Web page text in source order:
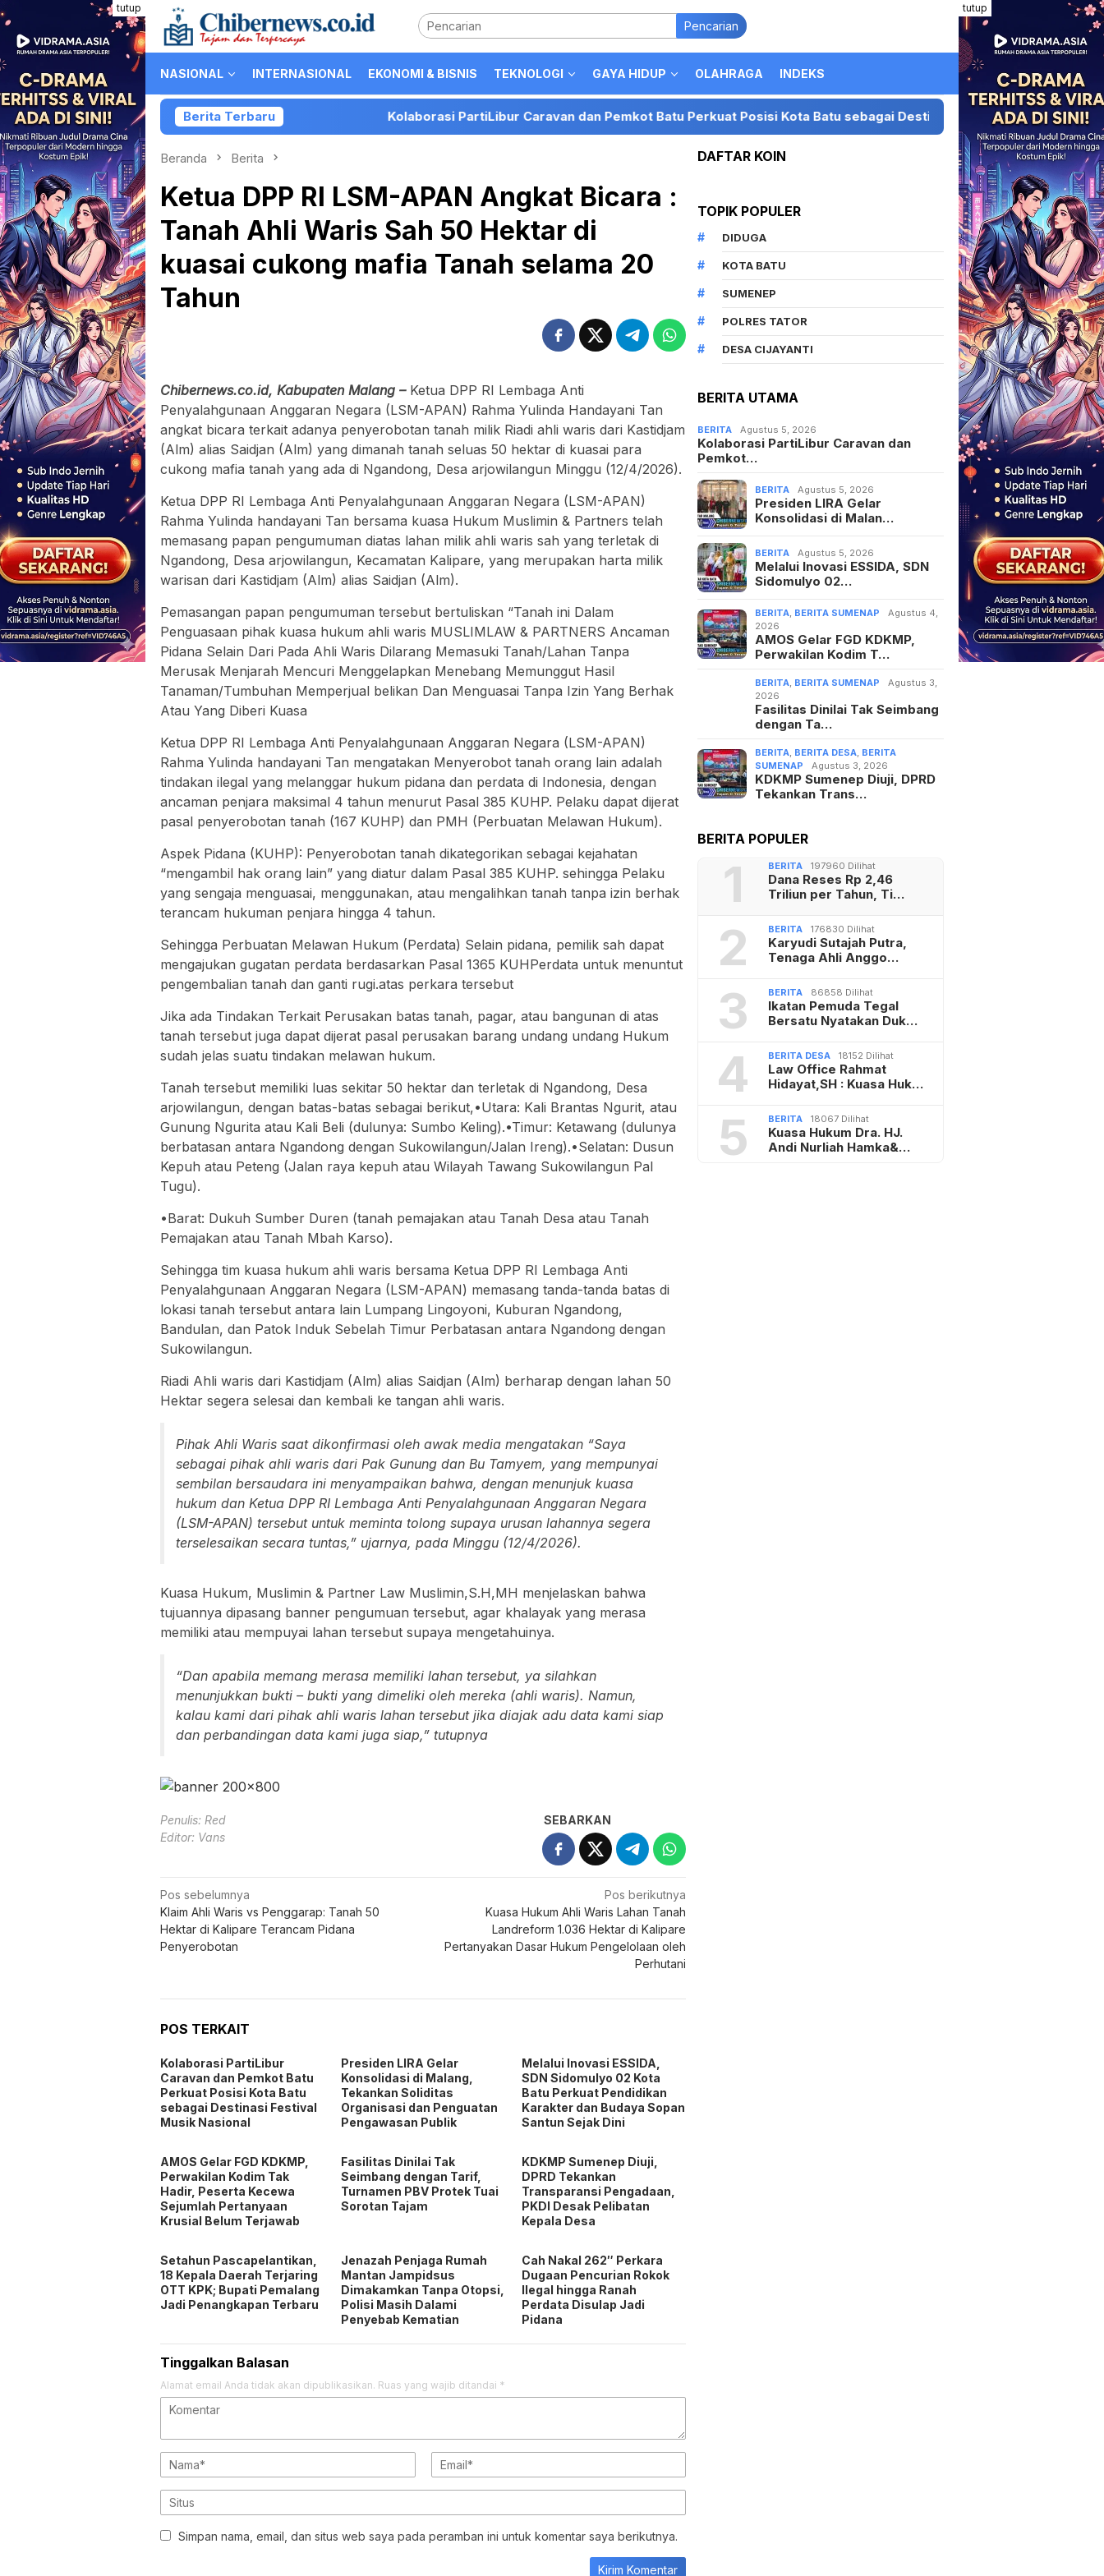
Loncat
ke
konten
tutup tutup
Pencarian
NASIONAL INTERNASIONAL EKONOMI & BISNIS TEKNOLOGI GAYA HIDUP OLAHRAGA INDEKS
Berita Terbaru Kolaborasi PartiLibur Caravan dan Pemkot Batu Perkuat Posisi Kota Batu sebagai Destinasi Festival Musik Nasional
Beranda Berita
Ketua DPP RI LSM-APAN Angkat Bicara :
Tanah Ahli Waris Sah 50 Hektar di
kuasai cukong mafia Tanah selama 20
Tahun
Chibernews.co.id, Kabupaten Malang –Ketua DPP RI Lembaga Anti
Penyalahgunaan Anggaran Negara (LSM-APAN) Rahma Yulinda Handayani Tan
angkat bicara terkait adanya penyerobotan tanah milik Riadi ahli waris dari Kastidjam
(Alm) alias Saidjan (Alm) yang dimanah tanah seluas 50 hektar di kuasai para
cukong mafia tanah yang ada di Ngandong, Desa arjowilangun Minggu (12/4/2026).
Ketua DPP RI Lembaga Anti Penyalahgunaan Anggaran Negara (LSM-APAN)
Rahma Yulinda handayani Tan bersama kuasa Hukum Muslimin & Partners telah
memasang papan pengumuman diatas lahan milik ahli waris sah yang terletak di
Ngandong, Desa arjowilangun, Kecamatan Kalipare, yang merupakan harta milik
warisan dari Kastidjam (Alm) alias Saidjan (Alm).
Pemasangan papan pengumuman tersebut bertuliskan “Tanah ini Dalam
Penguasaan pihak kuasa hukum ahli waris MUSLIMLAW & PARTNERS Ancaman
Pidana Selain Dari Pada Ahli Waris Dilarang Memasuki Tanah/Lahan Tanpa
Merusak Menjarah Mencuri Menggelapkan Menebang Memunggut Hasil
Tanaman/Tumbuhan Memperjual belikan Dan Menguasai Tanpa Izin Yang Berhak
Atau Yang Diberi Kuasa
Ketua DPP RI Lembaga Anti Penyalahgunaan Anggaran Negara (LSM-APAN)
Rahma Yulinda handayani Tan mengatakan Menyerobot tanah orang lain adalah
tindakan ilegal yang melanggar hukum pidana dan perdata di Indonesia, dengan
ancaman penjara maksimal 4 tahun menurut Pasal 385 KUHP. Pelaku dapat dijerat
pasal penyerobotan tanah (167 KUHP) dan PMH (Perbuatan Melawan Hukum).
Aspek Pidana (KUHP): Penyerobotan tanah dikategorikan sebagai kejahatan
“mengambil hak orang lain” yang diatur dalam Pasal 385 KUHP. sehingga Pelaku
yang sengaja menguasai, menggunakan, atau mengalihkan tanah tanpa izin berhak
terancam hukuman penjara hingga 4 tahun.
Sehingga Perbuatan Melawan Hukum (Perdata) Selain pidana, pemilik sah dapat
mengajukan gugatan perdata berdasarkan Pasal 1365 KUHPerdata untuk menuntut
pengembalian tanah dan ganti rugi.atas perkara tersebut
Jika ada Tindakan Terkait Perusakan batas tanah, pagar, atau bangunan di atas
tanah tersebut juga dapat dijerat pasal perusakan barang undang undang Hukum
sudah jelas suatu tindakan melawan hukum.
Tanah tersebut memiliki luas sekitar 50 hektar dan terletak di Ngandong, Desa
arjowilangun, dengan batas-batas sebagai berikut,•Utara: Kali Brantas Ngurit, atau
Gunung Ngurita atau Kali Beli (dulunya: Sumbo Keling).•Timur: Ketawang (dulunya
berbatasan antara Ngandong dengan Sukowilangun/Jalan Ireng).•Selatan: Dusun
Kepuh atau Peteng (Jalan raya kepuh atau Wilayah Tawang Sukowilangun Pal
Tugu).
•Barat: Dukuh Sumber Duren (tanah pemajakan atau Tanah Desa atau Tanah
Pemajakan atau Tanah Mbah Karso).
Sehingga tim kuasa hukum ahli waris bersama Ketua DPP RI Lembaga Anti
Penyalahgunaan Anggaran Negara (LSM-APAN) memasang tanda-tanda batas di
lokasi tanah tersebut antara lain Lumpang Lingoyoni, Kuburan Ngandong,
Bandulan, dan Patok Induk Sebelah Timur Perbatasan antara Ngandong dengan
Sukowilangun.
Riadi Ahli waris dari Kastidjam (Alm) alias Saidjan (Alm) berharap dengan lahan 50
Hektar segera selesai dan kembali ke tangan ahli waris.
Pihak Ahli Waris saat dikonfirmasi oleh awak media mengatakan “Saya
sebagai pihak ahli waris dari Pak Gunung dan Bu Tamyem, yang mempunyai
sembilan bersaudara ini menyampaikan bahwa, dengan menunjuk kuasa
hukum dan Ketua DPP RI Lembaga Anti Penyalahgunaan Anggaran Negara
(LSM-APAN) tersebut untuk meminta tolong supaya urusan lahannya segera
terselesaikan secara tuntas,” ujarnya, pada Minggu (12/4/2026).
Kuasa Hukum, Muslimin & Partner Law Muslimin,S.H,MH menjelaskan bahwa
tujuannya dipasang banner pengumuan tersebut, agar khalayak yang merasa
memiliki atau mempuyai lahan tersebut supaya mengetahuinya.
“Dan apabila memang merasa memiliki lahan tersebut, ya silahkan
menunjukkan bukti – bukti yang dimeliki oleh mereka (ahli waris). Namun,
kalau kami dari pihak ahli waris lahan tersebut jika diajak adu data kami siap
dan perbandingan data kami juga siap,” tutupnya
Penulis: Red
Editor: Vans
SEBARKAN
Navigasi
pos
Pos sebelumnya
Klaim Ahli Waris vs Penggarap: Tanah 50
Hektar di Kalipare Terancam Pidana
Penyerobotan
Pos berikutnya
Kuasa Hukum Ahli Waris Lahan Tanah
Landreform 1.036 Hektar di Kalipare
Pertanyakan Dasar Hukum Pengelolaan oleh
Perhutani
POS TERKAIT
Kolaborasi PartiLibur
Caravan dan Pemkot Batu
Perkuat Posisi Kota Batu
sebagai Destinasi Festival
Musik Nasional
Presiden LIRA Gelar
Konsolidasi di Malang,
Tekankan Soliditas
Organisasi dan Penguatan
Pengawasan Publik
Melalui Inovasi ESSIDA,
SDN Sidomulyo 02 Kota
Batu Perkuat Pendidikan
Karakter dan Budaya Sopan
Santun Sejak Dini
AMOS Gelar FGD KDKMP,
Perwakilan Kodim Tak
Hadir, Peserta Kecewa
Sejumlah Pertanyaan
Krusial Belum Terjawab
Fasilitas Dinilai Tak
Seimbang dengan Tarif,
Turnamen PBV Protek Tuai
Sorotan Tajam
KDKMP Sumenep Diuji,
DPRD Tekankan
Transparansi Pengadaan,
PKDI Desak Pelibatan
Kepala Desa
Setahun Pascapelantikan,
18 Kepala Daerah Terjaring
OTT KPK; Bupati Pemalang
Jadi Penangkapan Terbaru
Jenazah Penjaga Rumah
Mantan Jampidsus
Dimakamkan Tanpa Otopsi,
Polisi Masih Dalami
Penyebab Kematian
Cah Nakal 262″ Perkara
Dugaan Pencurian Rokok
Ilegal hingga Ranah
Perdata Disulap Jadi
Pidana
Tinggalkan Balasan
Alamat email Anda tidak akan dipublikasikan. Ruas yang wajib ditandai *
Simpan nama, email, dan situs web saya pada peramban ini untuk komentar saya berikutnya.
DAFTAR KOIN
TOPIK POPULER
DIDUGA
KOTA BATU
SUMENEP
POLRES TATOR
DESA CIJAYANTI
BERITA UTAMA
BERITA Agustus 5, 2026
Kolaborasi PartiLibur Caravan dan
Pemkot…
BERITA Agustus 5, 2026
Presiden LIRA Gelar
Konsolidasi di Malan…
BERITA Agustus 5, 2026
Melalui Inovasi ESSIDA, SDN
Sidomulyo 02…
BERITA, BERITA SUMENAP
Agustus 4,
2026
AMOS Gelar FGD KDKMP,
Perwakilan Kodim T…
BERITA, BERITA SUMENAP
Agustus 3,
2026
Fasilitas Dinilai Tak Seimbang
dengan Ta…
BERITA, BERITA DESA, BERITA
SUMENAP
Agustus 3, 2026
KDKMP Sumenep Diuji, DPRD
Tekankan Trans…
BERITA POPULER
1 BERITA 197960 Dilihat
Dana Reses Rp 2,46
Triliun per Tahun, Ti…
2 BERITA 176830 Dilihat
Karyudi Sutajah Putra,
Tenaga Ahli Anggo…
3 BERITA 86858 Dilihat
Ikatan Pemuda Tegal
Bersatu Nyatakan Duk…
4 BERITA DESA 18152 Dilihat
Law Office Rahmat
Hidayat,SH : Kuasa Huk…
5 BERITA 18067 Dilihat
Kuasa Hukum Dra. HJ.
Andi Nurliah Hamka&…